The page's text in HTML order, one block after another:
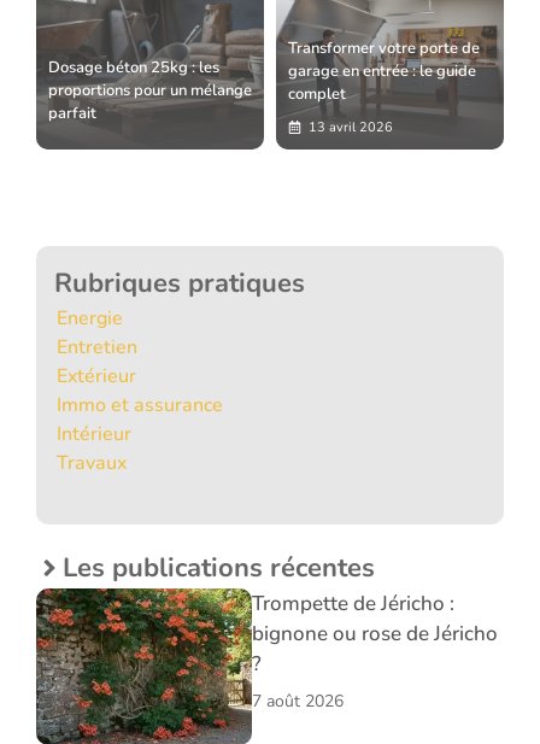
Dosage béton 25kg : les
proportions pour un mélange
parfait
Transformer votre porte de
garage en entrée : le guide
complet
13 avril 2026
Rubriques pratiques
Energie
Entretien
Extérieur
Immo et assurance
Intérieur
Travaux
Les publications récentes
Trompette de Jéricho :
bignone ou rose de Jéricho
?
7 août 2026